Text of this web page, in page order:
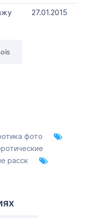
27.01.2015
фото
расск